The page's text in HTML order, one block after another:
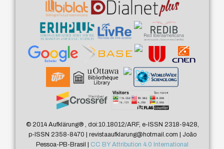
© 2014 Aufklärung®, doi:10.18012/ARF, e-ISSN 2318-9428,
p-ISSN 2358-8470 | revistaaufklarung@hotmail.com | João
Pessoa-PB-Brasil | CC BY Attribution 4.0 International